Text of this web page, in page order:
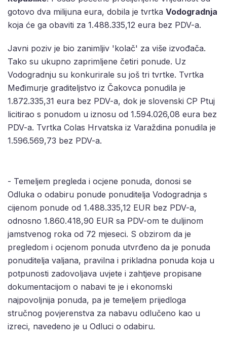
gotovo dva milijuna eura, dobila je tvrtka Vodogradnja
koja će ga obaviti za 1.488.335,12 eura bez PDV-a.
Javni poziv je bio zanimljiv 'kolač' za više izvođača.
Tako su ukupno zaprimljene četiri ponude. Uz
Vodogradnju su konkurirale su još tri tvrtke. Tvrtka
Međimurje graditeljstvo iz Čakovca ponudila je
1.872.335,31 eura bez PDV-a, dok je slovenski CP Ptuj
licitirao s ponudom u iznosu od 1.594.026,08 eura bez
PDV-a. Tvrtka Colas Hrvatska iz Varaždina ponudila je
1.596.569,73 bez PDV-a.
- Temeljem pregleda i ocjene ponuda, donosi se
Odluka o odabiru ponude ponuditelja Vodogradnja s
cijenom ponude od 1.488.335,12 EUR bez PDV-a,
odnosno 1.860.418,90 EUR sa PDV-om te duljinom
jamstvenog roka od 72 mjeseci. S obzirom da je
pregledom i ocjenom ponuda utvrđeno da je ponuda
ponuditelja valjana, pravilna i prikladna ponuda koja u
potpunosti zadovoljava uvjete i zahtjeve propisane
dokumentacijom o nabavi te je i ekonomski
najpovoljnija ponuda, pa je temeljem prijedloga
stručnog povjerenstva za nabavu odlučeno kao u
izreci, navedeno je u Odluci o odabiru.